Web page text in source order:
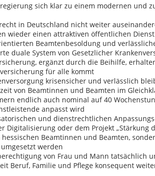
sich klar zu einem modernen und
in Deutschland nicht weiter
wieder einen attraktiven öffentlichen
Beamtenbesoldung und
duale System von Gesetzlicher
ergänzt durch die Beihilfe,
für alle kommt
krisensicher und verlässlich
von Beamtinnen und Beamten im
endlich auch nominal auf 40
anpasst wird
und dienstrechtlichen
Digitalisierung oder dem Projekt „Stärkung
hessischen Beamtinnen und Beamten,
werden
von Frau und Mann tatsächlich
Beruf, Familie und Pflege konsequent